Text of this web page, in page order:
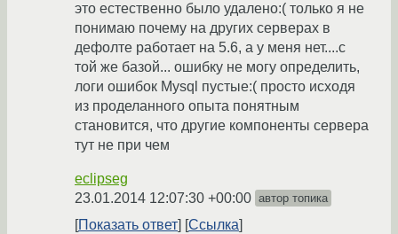
это естественно было удалено:( только я не
понимаю почему на других серверах в
дефолте работает на 5.6, а у меня нет....с
той же базой... ошибку не могу определить,
логи ошибок Mysql пустые:( просто исходя
из проделанного опыта понятным
становится, что другие компоненты сервера
тут не при чем
eclipseg
23.01.2014 12:07:30 +00:00 автор топика
Показать ответ Ссылка